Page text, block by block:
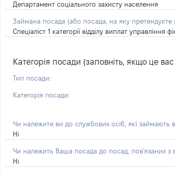
Департамент соціального захисту населення
Займана посада (або посада, на яку претендуєте
Спеціаліст 1 категорії відділу виплат
Категорія посади (заповніть, якщо це
Тип посади:
Категорія посади:
Чи належите ви до службових осіб, які займають
Ні
Чи належить Ваша посада до посад, пов'язаних з
Ні